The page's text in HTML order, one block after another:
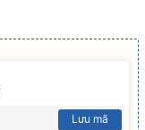
Lưu mã